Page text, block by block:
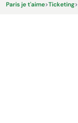
Paris je t'aime>Ticketing>